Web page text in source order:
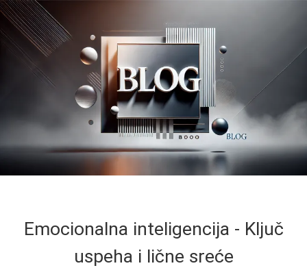
Emocionalna inteligencija - Ključ
uspeha i lične sreće